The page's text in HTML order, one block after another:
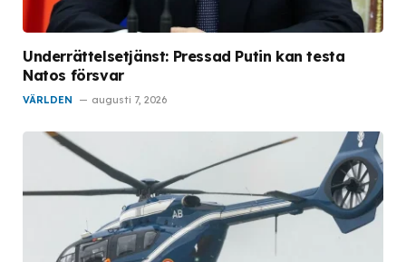
Underrättelsetjänst: Pressad Putin kan testa
Natos försvar
VÄRLDEN augusti 7, 2026